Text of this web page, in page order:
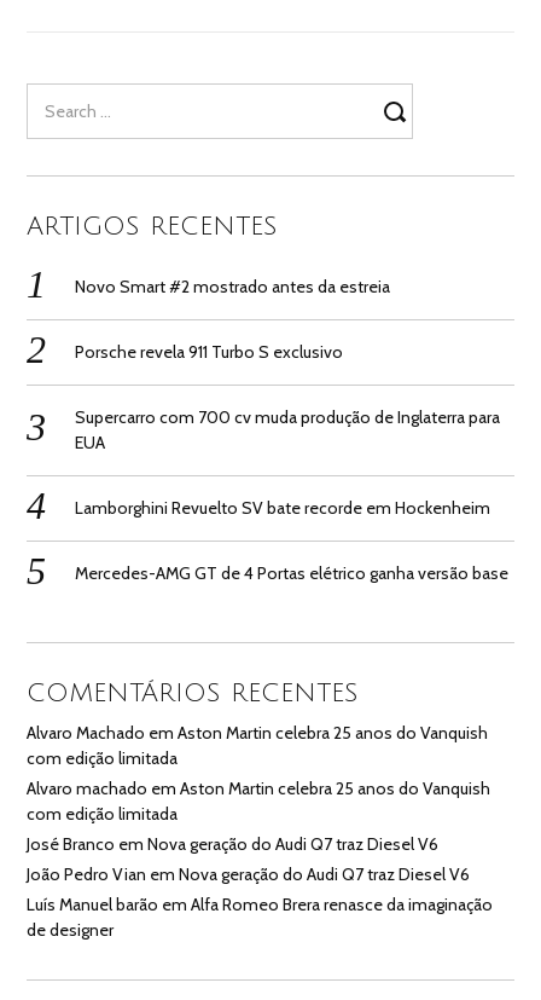
for:
ARTIGOS RECENTES
Novo Smart #2 mostrado antes da estreia
Porsche revela 911 Turbo S exclusivo
Supercarro com 700 cv muda produção de Inglaterra para
EUA
Lamborghini Revuelto SV bate recorde em Hockenheim
Mercedes-AMG GT de 4 Portas elétrico ganha versão base
COMENTÁRIOS RECENTES
Alvaro Machado emAston Martin celebra 25 anos do Vanquish
com edição limitada
Alvaro machado emAston Martin celebra 25 anos do Vanquish
com edição limitada
José Branco emNova geração do Audi Q7 traz Diesel V6
João Pedro Vian emNova geração do Audi Q7 traz Diesel V6
Luís Manuel barão emAlfa Romeo Brera renasce da imaginação
de designer